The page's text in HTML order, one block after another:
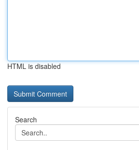
HTML is disabled
Search